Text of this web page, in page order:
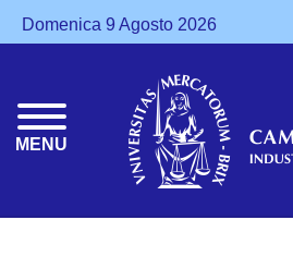
Domenica 9 Agosto 2026
MENU